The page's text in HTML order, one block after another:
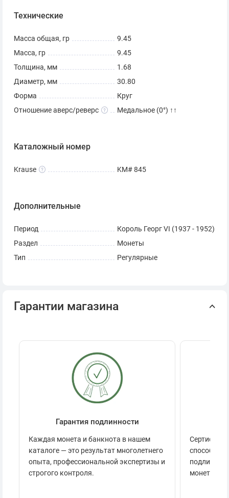
Технические
Масса общая, гр
9.45
Масса, гр
9.45
Толщина, мм
1.68
Диаметр, мм
30.80
Форма
Круг
Отношение аверс/реверс
Медальное (0°) ↑↑
Каталожный номер
Krause KM# 845
Дополнительные
Период
Король Георг VI (1937 - 1952)
Раздел
Монеты
Тип
Регулярные
Гарантии магазина
Гарантия подлинности
Каждая монета и банкнота в нашем
каталоге — это результат многолетнего
опыта, профессиональной экспертизы и
строгого контроля.
способов
монеты.